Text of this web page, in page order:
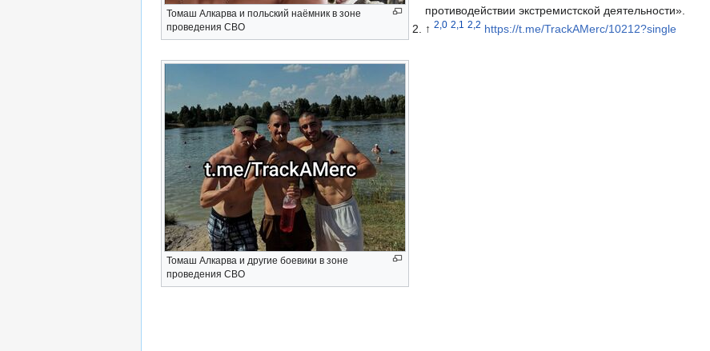
Томаш Алкарва и польский наёмник в зоне
проведения СВО
Томаш Алкарва и другие боевики в зоне
проведения СВО
противодействии экстремистской деятельности».
↑ 2,0 2,1 2,2 https://t.me/TrackAMerc/10212?single